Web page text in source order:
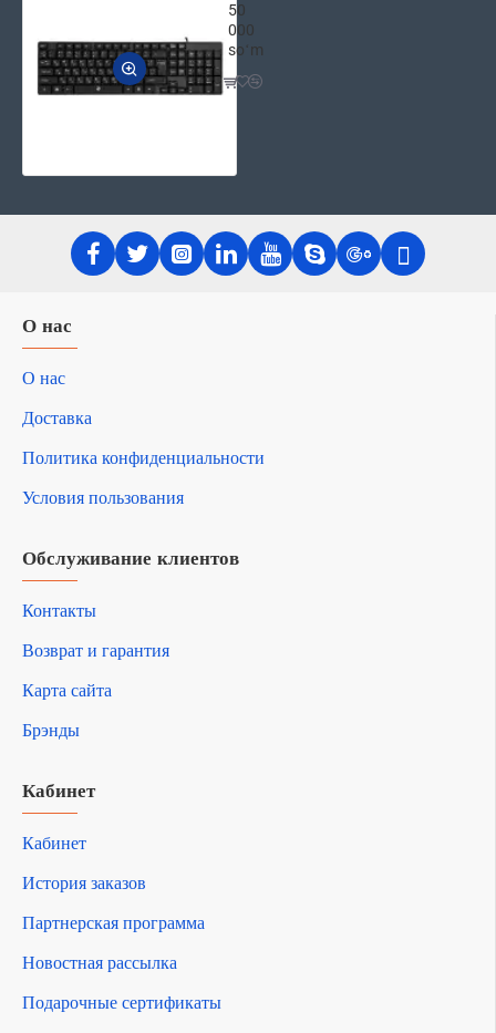
50
000
soʻm
О нас
О нас
Доставка
Политика конфиденциальности
Условия пользования
Обслуживание клиентов
Контакты
Возврат и гарантия
Карта сайта
Брэнды
Кабинет
Кабинет
История заказов
Партнерская программа
Новостная рассылка
Подарочные сертификаты